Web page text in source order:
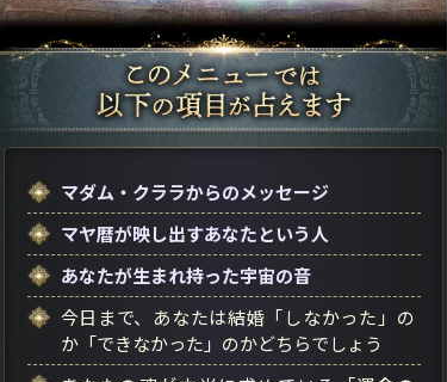
マダム・クララからのメッセージ
マヤ暦が映し出すあなたという人
あなたが生まれ持った宇宙の音
今日まで、あなたは結婚「しなかった」の
か「できなかった」のかどちらでしょう